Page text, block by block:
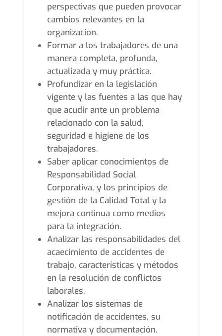
perspectivas que pueden provocar
cambios relevantes en la
organización.
Formar a los trabajadores de una
manera completa, profunda,
actualizada y muy práctica.
Profundizar en la legislación
vigente y las fuentes a las que hay
que acudir ante un problema
relacionado con la salud,
seguridad e higiene de los
trabajadores.
Saber aplicar conocimientos de
Responsabilidad Social
Corporativa, y los principios de
gestión de la Calidad Total y la
mejora continua como medios
para la integración.
Analizar las responsabilidades del
acaecimiento de accidentes de
trabajo, características y métodos
en la resolución de conflictos
laborales.
Analizar los sistemas de
notificación de accidentes, su
normativa y documentación.